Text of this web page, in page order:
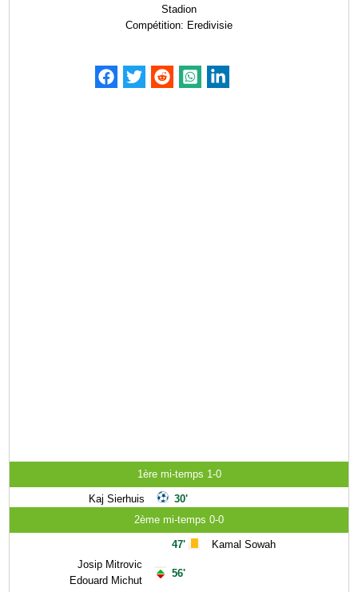
Stadion
Compétition: Eredivisie
1ère mi-temps 1-0
Kaj Sierhuis
30'
2ème mi-temps 0-0
Josip Mitrovic
Edouard Michut
47'
56'
Kamal Sowah